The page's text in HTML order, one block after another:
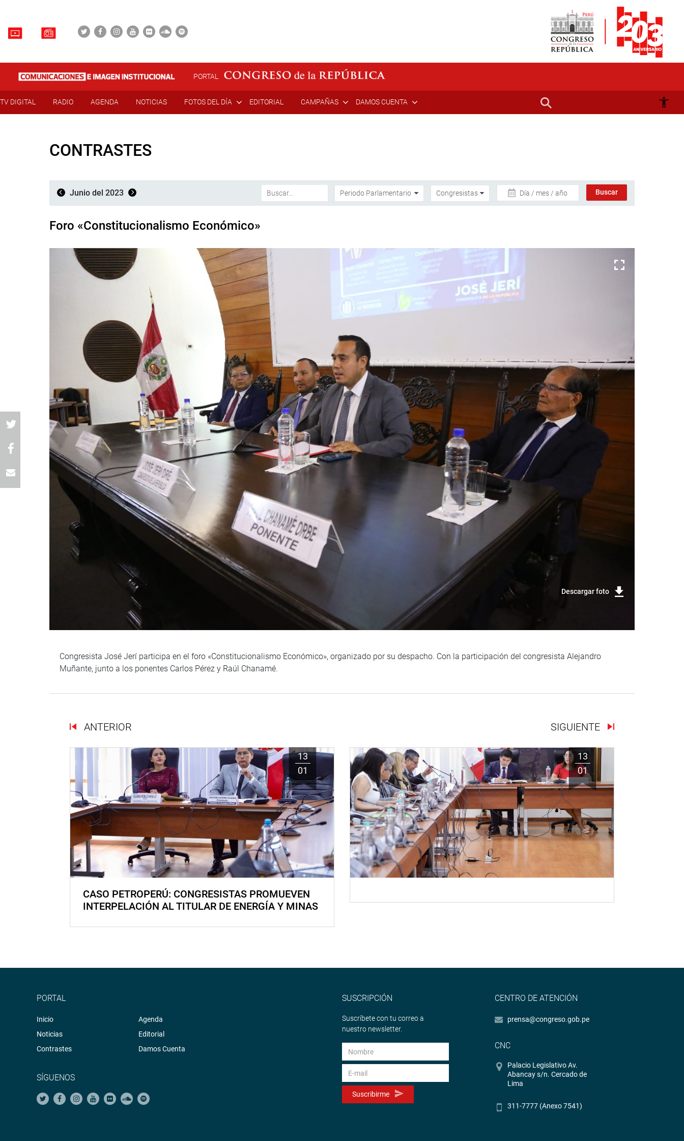
PORTAL
TV DIGITAL RADIO AGENDA NOTICIAS FOTOS DEL DÍA EDITORIAL CAMPAÑAS DAMOS CUENTA
CONTRASTES
Junio del 2023 Día / mes / año
Foro «Constitucionalismo Económico»
Descargar foto
Congresista José Jerí participa en el foro «Constitucionalismo Económico», organizado por su despacho. Con la participación del congresista Alejandro
Muñante, junto a los ponentes Carlos Pérez y Raúl Chanamé.
ANTERIOR SIGUIENTE
13
01
CASO PETROPERÚ: CONGRESISTAS PROMUEVEN
INTERPELACIÓN AL TITULAR DE ENERGÍA Y MINAS
13
01
PORTAL
Inicio
Noticias
Contrastes
Agenda
Editorial
Damos Cuenta
SÍGUENOS
SUSCRIPCIÓN
Suscríbete con tu correo a
nuestro newsletter.
Suscribirme
CENTRO DE ATENCIÓN
prensa@congreso.gob.pe
CNC
Palacio Legislativo Av.
Abancay s/n. Cercado de
Lima
311-7777 (Anexo 7541)